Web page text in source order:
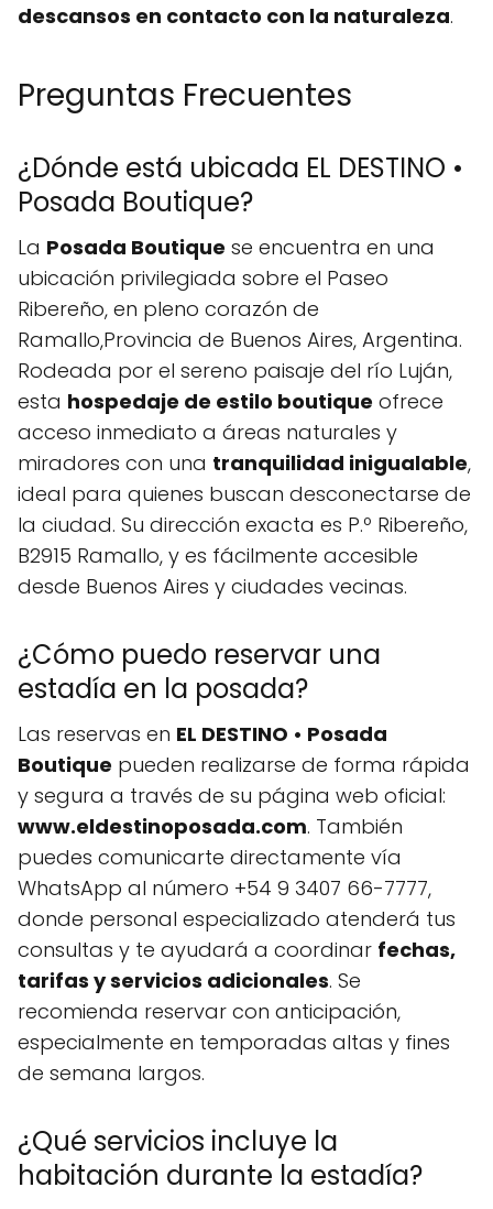
descansos en contacto con la naturaleza.
Preguntas Frecuentes
¿Dónde está ubicada EL DESTINO •
Posada Boutique?
La Posada Boutique se encuentra en una
ubicación privilegiada sobre el Paseo
Ribereño, en pleno corazón de
Ramallo,Provincia de Buenos Aires, Argentina.
Rodeada por el sereno paisaje del río Luján,
esta hospedaje de estilo boutique ofrece
acceso inmediato a áreas naturales y
miradores con una tranquilidad inigualable,
ideal para quienes buscan desconectarse de
la ciudad. Su dirección exacta es P.º Ribereño,
B2915 Ramallo, y es fácilmente accesible
desde Buenos Aires y ciudades vecinas.
¿Cómo puedo reservar una
estadía en la posada?
Las reservas en EL DESTINO • Posada
Boutique pueden realizarse de forma rápida
y segura a través de su página web oficial:
www.eldestinoposada.com. También
puedes comunicarte directamente vía
WhatsApp al número +54 9 3407 66-7777,
donde personal especializado atenderá tus
consultas y te ayudará a coordinar fechas,
tarifas y servicios adicionales. Se
recomienda reservar con anticipación,
especialmente en temporadas altas y fines
de semana largos.
¿Qué servicios incluye la
habitación durante la estadía?